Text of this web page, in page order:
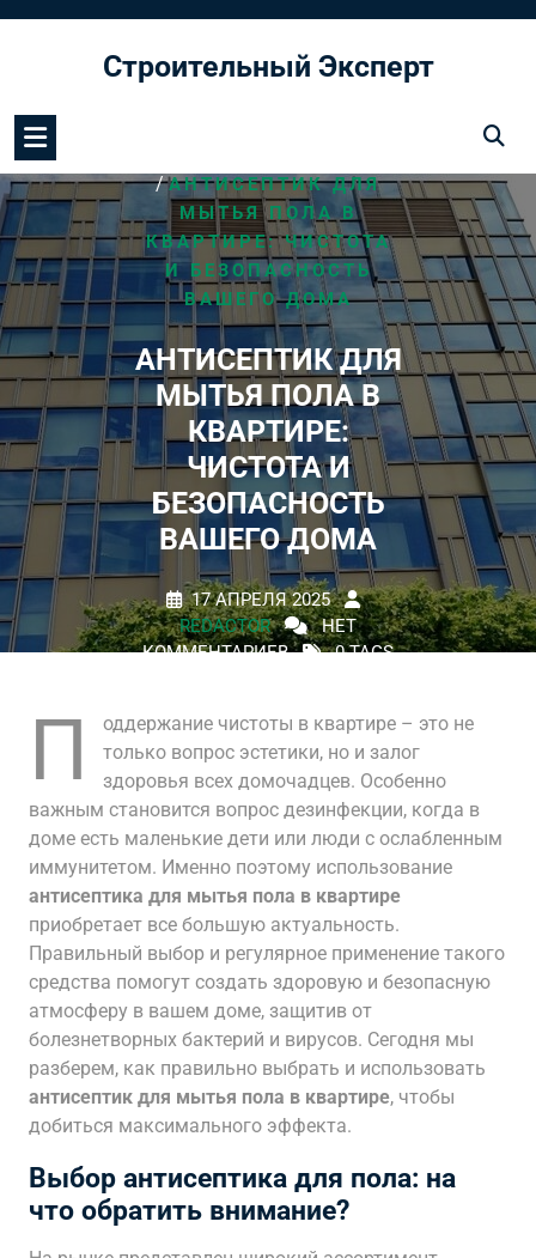
содержимомуСтроительный Эксперт
/АНТИСЕПТИК ДЛЯ
МЫТЬЯ ПОЛА В
КВАРТИРЕ: ЧИСТОТА
И БЕЗОПАСНОСТЬ
ВАШЕГО ДОМА
АНТИСЕПТИК ДЛЯ
МЫТЬЯ ПОЛА В
КВАРТИРЕ:
ЧИСТОТА И
БЕЗОПАСНОСТЬ
ВАШЕГО ДОМА
17 АПРЕЛЯ 2025
REDACTOR
НЕТ
КОММЕНТАРИЕВ
0 TAGS
П
оддержание чистоты в квартире – это не
только вопрос эстетики, но и залог
здоровья всех домочадцев. Особенно
важным становится вопрос дезинфекции, когда в
доме есть маленькие дети или люди с ослабленным
иммунитетом. Именно поэтому использование
антисептика для мытья пола в квартире
приобретает все большую актуальность.
Правильный выбор и регулярное применение такого
средства помогут создать здоровую и безопасную
атмосферу в вашем доме, защитив от
болезнетворных бактерий и вирусов. Сегодня мы
разберем, как правильно выбрать и использовать
антисептик для мытья пола в квартире, чтобы
добиться максимального эффекта.
Выбор антисептика для пола: на
что обратить внимание?